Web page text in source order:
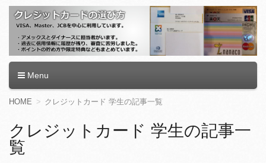
クレジットカードの選び方
クレジットカード,クレジットカード ランキング,クレジットカ
ード 審査,クレジットカード 還元率,クレジットカードおすす
め,クレジットカード 学生,クレジットカード 作り方,クレジッ
トカード 限度額
Menu
コ
ン
ツ
へ
HOME クレジットカード 学生の記事一覧
クレジットカード 学生の記事一
覧